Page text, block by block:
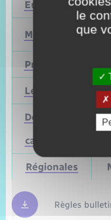
Européennes
Municipales
Présidentielle
Législatives
Départementales
cantonales)
Régionales
Règles
le
que